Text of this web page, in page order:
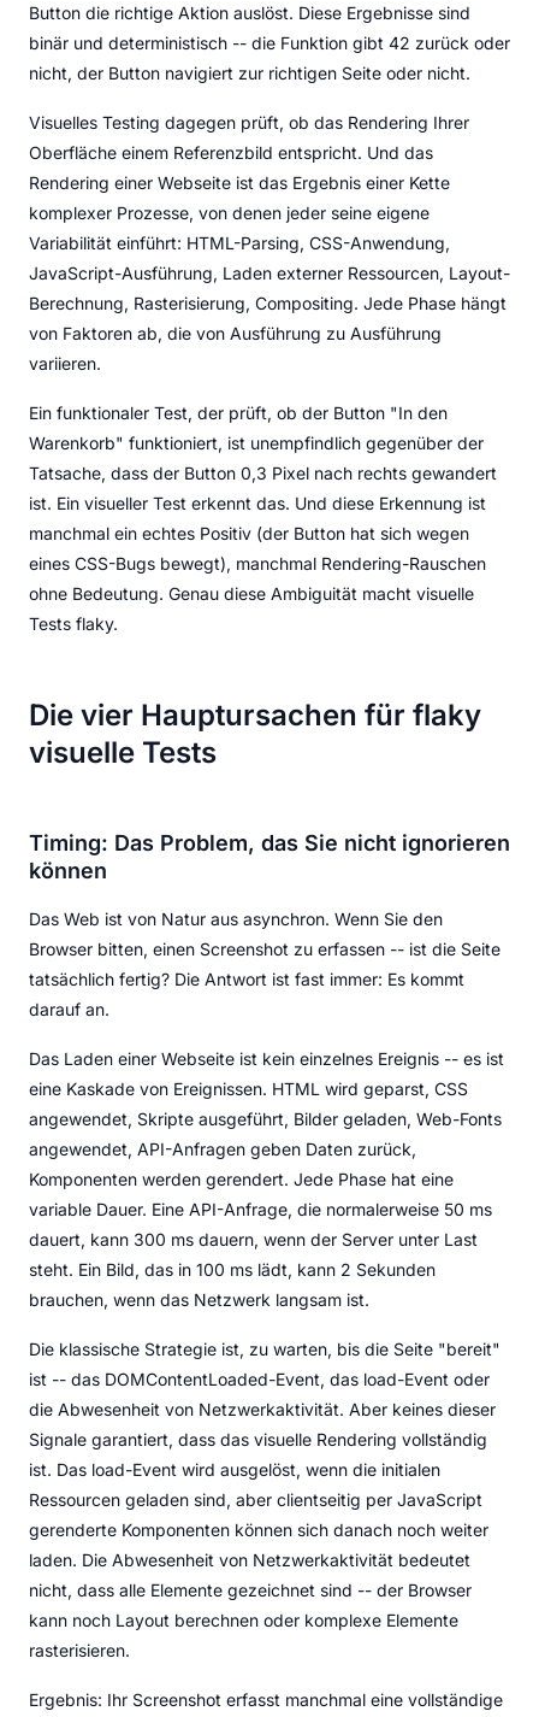
Button die richtige Aktion auslöst. Diese Ergebnisse sind
binär und deterministisch -- die Funktion gibt 42 zurück oder
nicht, der Button navigiert zur richtigen Seite oder nicht.
Visuelles Testing dagegen prüft, ob das Rendering Ihrer
Oberfläche einem Referenzbild entspricht. Und das
Rendering einer Webseite ist das Ergebnis einer Kette
komplexer Prozesse, von denen jeder seine eigene
Variabilität einführt: HTML-Parsing, CSS-Anwendung,
JavaScript-Ausführung, Laden externer Ressourcen, Layout-
Berechnung, Rasterisierung, Compositing. Jede Phase hängt
von Faktoren ab, die von Ausführung zu Ausführung
variieren.
Ein funktionaler Test, der prüft, ob der Button "In den
Warenkorb" funktioniert, ist unempfindlich gegenüber der
Tatsache, dass der Button 0,3 Pixel nach rechts gewandert
ist. Ein visueller Test erkennt das. Und diese Erkennung ist
manchmal ein echtes Positiv (der Button hat sich wegen
eines CSS-Bugs bewegt), manchmal Rendering-Rauschen
ohne Bedeutung. Genau diese Ambiguität macht visuelle
Tests flaky.
Die vier Hauptursachen für flaky
visuelle Tests
Timing: Das Problem, das Sie nicht ignorieren
können
Das Web ist von Natur aus asynchron. Wenn Sie den
Browser bitten, einen Screenshot zu erfassen -- ist die Seite
tatsächlich fertig? Die Antwort ist fast immer: Es kommt
darauf an.
Das Laden einer Webseite ist kein einzelnes Ereignis -- es ist
eine Kaskade von Ereignissen. HTML wird geparst, CSS
angewendet, Skripte ausgeführt, Bilder geladen, Web-Fonts
angewendet, API-Anfragen geben Daten zurück,
Komponenten werden gerendert. Jede Phase hat eine
variable Dauer. Eine API-Anfrage, die normalerweise 50 ms
dauert, kann 300 ms dauern, wenn der Server unter Last
steht. Ein Bild, das in 100 ms lädt, kann 2 Sekunden
brauchen, wenn das Netzwerk langsam ist.
Die klassische Strategie ist, zu warten, bis die Seite "bereit"
ist -- das DOMContentLoaded-Event, das load-Event oder
die Abwesenheit von Netzwerkaktivität. Aber keines dieser
Signale garantiert, dass das visuelle Rendering vollständig
ist. Das load-Event wird ausgelöst, wenn die initialen
Ressourcen geladen sind, aber clientseitig per JavaScript
gerenderte Komponenten können sich danach noch weiter
laden. Die Abwesenheit von Netzwerkaktivität bedeutet
nicht, dass alle Elemente gezeichnet sind -- der Browser
kann noch Layout berechnen oder komplexe Elemente
rasterisieren.
Ergebnis: Ihr Screenshot erfasst manchmal eine vollständige